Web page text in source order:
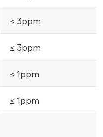
≤ 3ppm
≤ 3ppm
≤ 1ppm
≤ 1ppm